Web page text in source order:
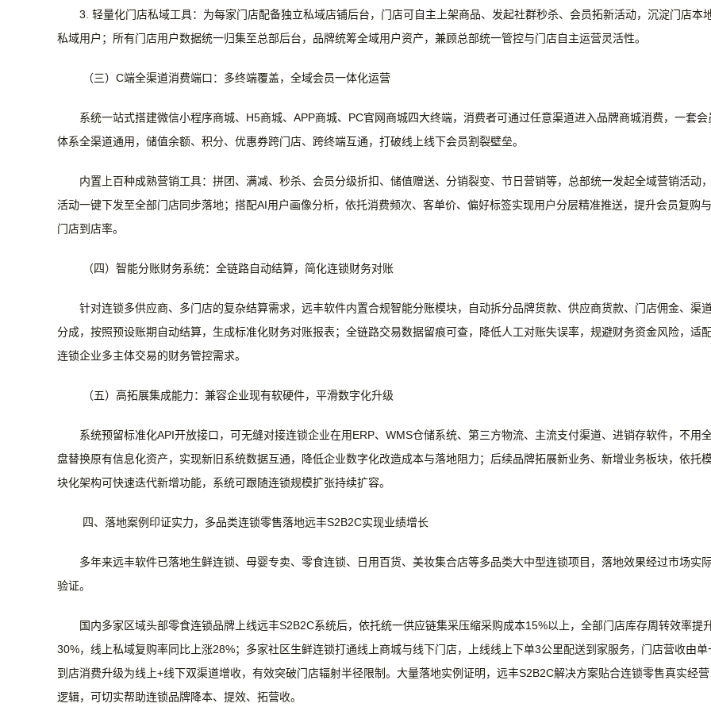
3. 轻量化门店私域工具： 为每家门店配备独立私域店铺后台，门店可自主上架商品、发起社群秒杀、会员拓新活动，沉淀门店本
私域用户；所有门店用户数据统一归集至总部后台，品牌统筹全域用户资产，兼顾总部统一管控与门店自主运营灵活性。
（三） C端全渠道消费端口：多终端覆盖，全域会员一体化运营
系统一站式搭建微信小程序商城、 H5商城、APP商城、PC官网商城四大终端，消费者可通过任意渠道进入品牌商城消费， 一套会
体系全渠道通用 ，储值余额、积分、优惠券跨门店、跨终端互通，打破线上线下会员割裂壁垒。
内置上百种成熟营销工具：拼团、满减、秒杀、会员分级折扣、储值赠送、分销裂变、节日营销等，总部统一发起全域营销活动，
活动一键下发至全部门店同步落地；搭配AI用户画像分析，依托消费频次、客单价、偏好标签实现用户分层精准推送，提升会员复购与
门店到店率。
（四）智能分账财务系统：全链路自动结算，简化连锁财务对账
针对连锁多供应商、多门店的复杂结算需求，远丰软件内置合规智能分账模块，自动拆分品牌货款、供应商货款、门店佣金、渠
分成，按照预设账期自动结算，生成标准化财务对账报表；全链路交易数据留痕可查，降低人工对账失误率，规避财务资金风险，适配
连锁企业多主体交易的财务管控需求。
（五）高拓展集成能力：兼容企业现有软硬件，平滑数字化升级
系统预留标准化API开放接口，可无缝对接连锁企业在用ERP、WMS仓储系统、第三方物流、主流支付渠道、进销存软件，不用
盘替换原有信息化资产，实现新旧系统数据互通，降低企业数字化改造成本与落地阻力；后续品牌拓展新业务、新增业务板块，依托
块化架构可快速迭代新增功能，系统可跟随连锁规模扩张持续扩容。
四、落地案例印证实力，多品类连锁零售落地远丰S2B2C实现业绩增长
多年来远丰软件已落地生鲜连锁、母婴专卖、零食连锁、日用百货、美妆集合店等多品类大中型连锁项目，落地效果经过市场实
验证。
国内多家区域头部零食连锁品牌上线远丰S2B2C系统后，依托统一供应链集采压缩采购成本15%以上，全部门店库存周转效率提
30%，线上私域复购率同比上涨28%；多家社区生鲜连锁打通线上商城与线下门店，上线线上下单3公里配送到家服务，门店营收由单
到店消费升级为线上+线下双渠道增收，有效突破门店辐射半径限制。大量落地实例证明，远丰S2B2C解决方案贴合连锁零售真实经营
逻辑，可切实帮助连锁品牌降本、提效、拓营收。